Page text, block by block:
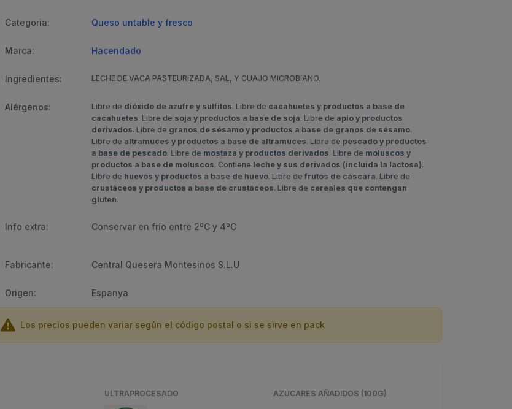
Categoria: Queso untable y fresco
Marca: Hacendado
Ingredientes: LECHE DE VACA PASTEURIZADA, SAL, Y CUAJO MICROBIANO.
Alérgenos: Libre de dióxido de azufre y sulfitos. Libre de cacahuetes y productos a base de
cacahuetes. Libre de soja y productos a base de soja. Libre de apio y productos
derivados. Libre de granos de sésamo y productos a base de granos de sésamo.
Libre de altramuces y productos a base de altramuces. Libre de pescado y productos
a base de pescado. Libre de mostaza y productos derivados. Libre de moluscos y
productos a base de moluscos. Contiene leche y sus derivados (incluida la lactosa).
Libre de huevos y productos a base de huevo. Libre de frutos de cáscara. Libre de
crustáceos y productos a base de crustáceos. Libre de cereales que contengan
gluten.
Info extra: Conservar en frío entre 2ºC y 4ºC
Fabricante: Central Quesera Montesinos S.L.U
Origen: Espanya
Los precios pueden variar según el código postal o si se sirve en pack
ULTRAPROCESADO AZÚCARES AÑADIDOS (100G)